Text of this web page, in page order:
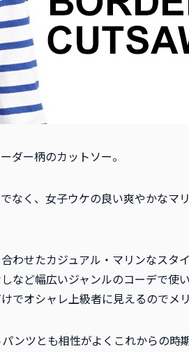
ダー柄のカットソー。
なく、女子ウケの良い爽やかなマ
わせたカジュアル・マリンなスタ
など幅広いジャンルのコーデで使
でオシャレ上級者に見えるのでメ
ンツとも相性がよくこれからの